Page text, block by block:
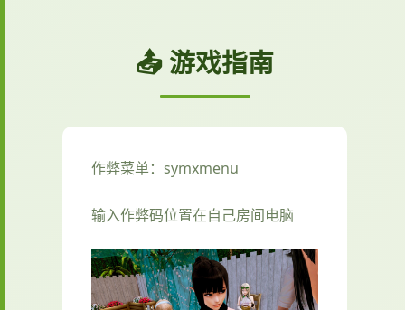
📤 游戏指南
作弊菜单：symxmenu
输入作弊码位置在自己房间电脑